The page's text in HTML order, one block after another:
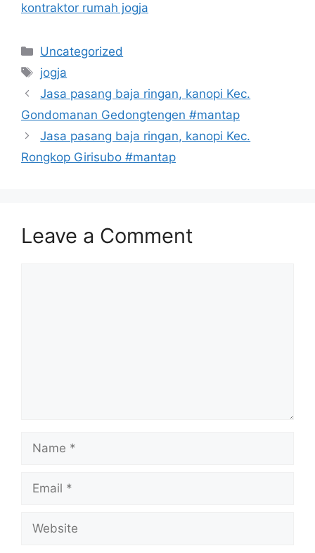
kontraktor rumah jogja
Categories
Uncategorized
Tags
jogja
Jasa pasang baja ringan, kanopi Kec.
Gondomanan Gedongtengen #mantap
Jasa pasang baja ringan, kanopi Kec.
Rongkop Girisubo #mantap
Leave a Comment
Name
Email
Website